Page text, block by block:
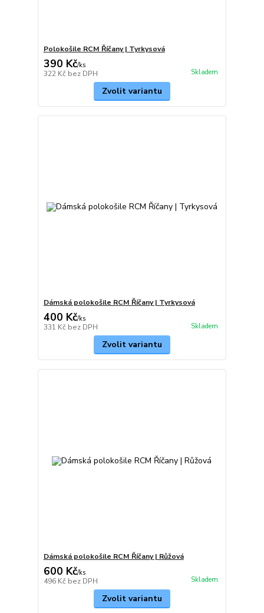
Polokošile RCM Říčany | Tyrkysová
390 Kč/ks
322 Kč bez DPH Skladem
Zvolit variantu
Dámská polokošile RCM Říčany | Tyrkysová
400 Kč/ks
331 Kč bez DPH Skladem
Zvolit variantu
Dámská polokošile RCM Říčany | Růžová
600 Kč/ks
496 Kč bez DPH Skladem
Zvolit variantu